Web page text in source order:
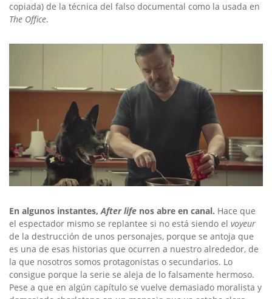
copiada) de la técnica del falso documental como la usada en
The Office.
En algunos instantes,After life nos abre en canal. Hace que
el espectador mismo se replantee si no está siendo el voyeur
de la destrucción de unos personajes, porque se antoja que
es una de esas historias que ocurren a nuestro alrededor, de
la que nosotros somos protagonistas o secundarios. Lo
consigue porque la serie se aleja de lo falsamente hermoso.
Pese a que en algún capítulo se vuelve demasiado moralista y